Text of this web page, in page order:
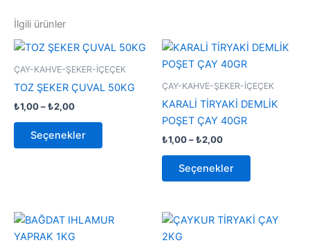
İlgili ürünler
ÇAY-KAHVE-ŞEKER-İÇEÇEK
TOZ ŞEKER ÇUVAL 50KG
₺1,00–₺2,00
Fiyat
aralığı:
₺1,00
₺2,00
Seçenekler
Bu
ürünün
Seçenekler
ÇAY-KAHVE-ŞEKER-İÇEÇEK
KARALİ TİRYAKİ DEMLİK
POŞET ÇAY 40GR
₺1,00–₺2,00
Fiyat
₺1,00
₺2,00
Seçenekler
Bu
birden
fazla
sayfasından
Bu
Fiyat Bu